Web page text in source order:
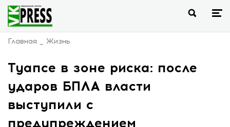
Главная Жизнь
Туапсе в зоне риска: после
ударов БПЛА власти
выступили с
предупреждением